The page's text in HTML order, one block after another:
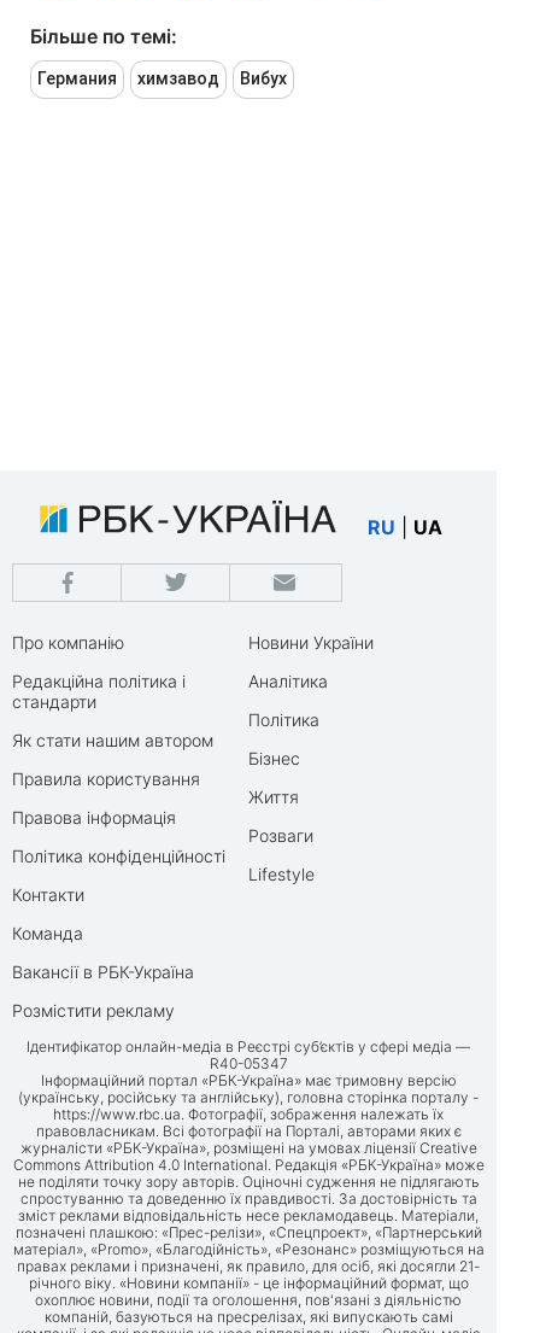
Більше по темі:
Германия химзавод Вибух
RU UA
Про компанію
Редакційна політика і
стандарти
Як стати нашим автором
Правила користування
Правова інформація
Політика конфіденційності
Контакти
Команда
Вакансії в РБК-Україна
Розмістити рекламу
Новини України
Аналітика
Політика
Бізнес
Життя
Розваги
Lifestyle
Ідентифікатор онлайн-медіа в Реєстрі суб’єктів у сфері медіа —
R40-05347
Інформаційний портал «РБК-Україна» має тримовну версію
(українську, російську та англійську), головна сторінка порталу -
https://www.rbc.ua . Фотографії, зображення належать їх
правовласникам. Всі фотографії на Порталі, авторами яких є
журналісти «РБК-Україна», розміщені на умовах ліцензії Creative
Commons Attribution 4.0 International. Редакція «РБК-Україна» може
не поділяти точку зору авторів. Оціночні судження не підлягають
спростуванню та доведенню їх правдивості. За достовірність та
зміст реклами відповідальність несе рекламодавець. Матеріали,
позначені плашкою: «Прес-релізи», «Спецпроект», «Партнерський
матеріал», «Promo», «Благодійність», «Резонанс» розміщуються на
правах реклами і призначені, як правило, для осіб, які досягли 21-
річного віку. «Новини компанії» - це інформаційний формат, що
охоплює новини, події та оголошення, пов'язані з діяльністю
компаній, базуються на пресрелізах, які випускають самі